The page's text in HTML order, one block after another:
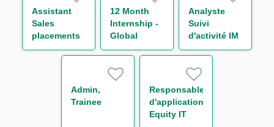
Assistant
Sales
placements
de la Salle
des Marchés
12 Month
Internship -
Global
Markets
Business
Operations -
Support to
Operating
Analyste
Suivi
d'activité IM
& Collateral
management
H/F
Admin,
Trainee
Responsable
d'application
Equity IT